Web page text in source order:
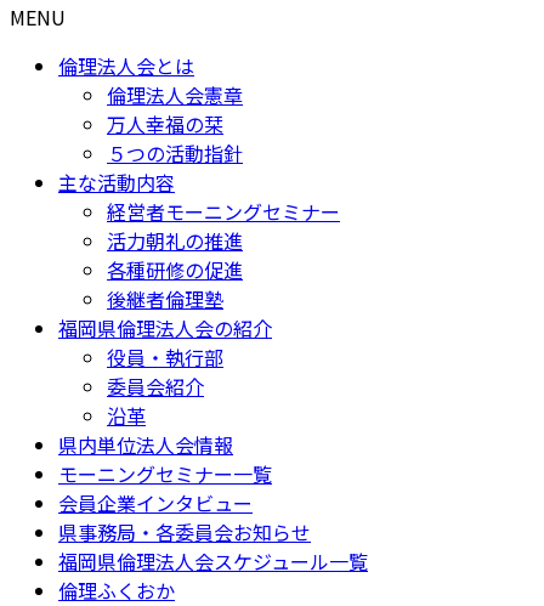
MENU
倫理法人会とは
倫理法人会憲章
万人幸福の栞
５つの活動指針
主な活動内容
経営者モーニングセミナー
活力朝礼の推進
各種研修の促進
後継者倫理塾
福岡県倫理法人会の紹介
役員・執行部
委員会紹介
沿革
県内単位法人会情報
モーニングセミナー一覧
会員企業インタビュー
県事務局・各委員会お知らせ
福岡県倫理法人会スケジュール一覧
倫理ふくおか